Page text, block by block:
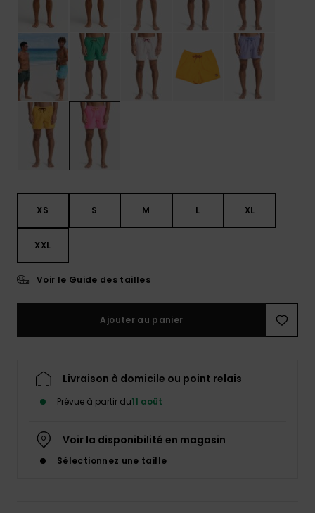
XS S M L XL
XXL
Voir le Guide des tailles
Ajouter au panier
Livraison à domicile ou point relais
Prévue à partir du11 août
Voir la disponibilité en magasin
Sélectionnez une taille